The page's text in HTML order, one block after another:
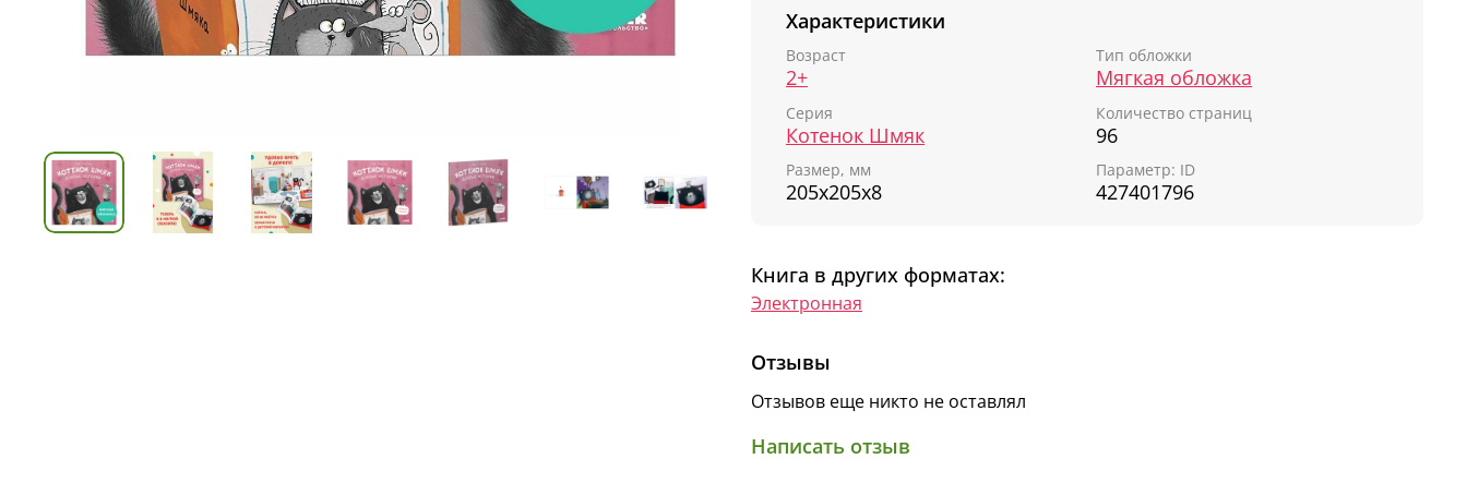
поудобнее и наслаждайтесь чтением вместе!
Характеристики
Возраст
2+
Тип обложки
Мягкая обложка
Серия
Котенок Шмяк
Количество страниц
96
Размер, мм
205х205х8
Параметр: ID
427401796
Книга в других форматах:
Электронная
Отзывы
Отзывов еще никто не оставлял
Написать отзыв